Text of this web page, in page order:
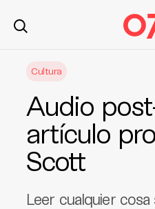
Cultura
Audio
artículo
Scott
Leer cualquier